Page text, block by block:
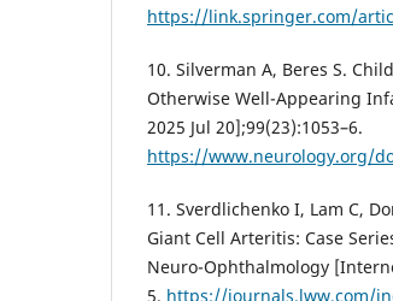
https://link.springer.com/
10. Silverman A, Beres S.
Otherwise Well-Appearing
2025 Jul 20];99(23):1053–6.
https://www.neurology.org/
11. Sverdlichenko I, Lam C,
Giant Cell Arteritis: Case
Neuro-Ophthalmology
5. https://journals.lww.com/